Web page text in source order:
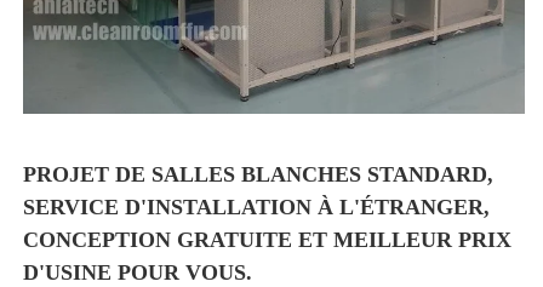
PROJET DE SALLES BLANCHES STANDARD,
SERVICE D'INSTALLATION À L'ÉTRANGER,
CONCEPTION GRATUITE ET MEILLEUR PRIX
D'USINE POUR VOUS.